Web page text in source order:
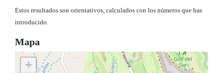
Estos resultados son orientativos, calculados con los números que has
introducido.
Mapa
+